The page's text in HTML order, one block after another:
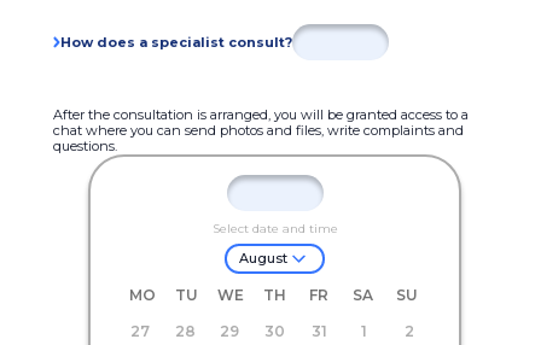
How does a specialist consult?
After the consultation is arranged, you will be granted access to a
chat where you can send photos and files, write complaints and
questions.
Select date and time
August
MO TU WE TH FR SA
SU
27
28 29 30 31 1
2